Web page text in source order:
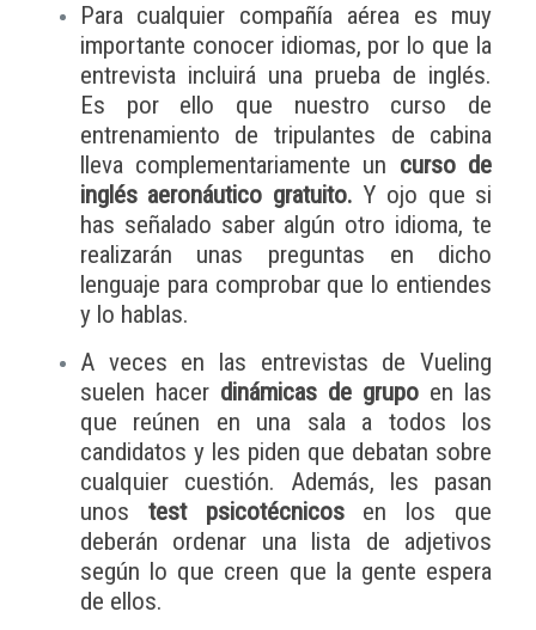
Para cualquier compañía aérea es muy
importante conocer idiomas, por lo que la
entrevista incluirá una prueba de inglés.
Es por ello que nuestro curso de
entrenamiento de tripulantes de cabina
lleva complementariamente un curso de
inglés aeronáutico gratuito. Y ojo que si
has señalado saber algún otro idioma, te
realizarán unas preguntas en dicho
lenguaje para comprobar que lo entiendes
y lo hablas.
A veces en las entrevistas de Vueling
suelen hacerdinámicas de grupo en las
que reúnen en una sala a todos los
candidatos y les piden que debatan sobre
cualquier cuestión. Además, les pasan
unos test psicotécnicosen los que
deberán ordenar una lista de adjetivos
según lo que creen que la gente espera
de ellos.